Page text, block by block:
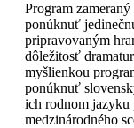
Program
ponúknuť
pripravovaným
dôležitosť
myšlienkou
ponúknuť
ich rodnom jazyku
medzinárodného